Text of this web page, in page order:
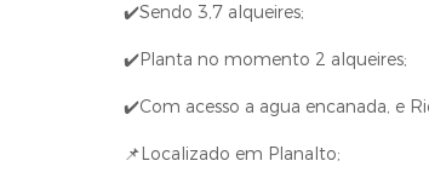
✔️Sendo 3,7 alqueires;
✔️Planta no momento 2 alqueires;
✔️Com acesso a agua encanada, e
📌Localizado em Planalto;